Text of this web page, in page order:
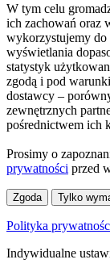
W tym celu
ich zachowań oraz
wykorzystujemy do
wyświetlania
statystyk
zgodą i pod
dostawcy –
zewnętrznych
pośrednictwem ich
Prosimy o
prywatności przed
Zgoda Tylko
Polityka
Indywidualne